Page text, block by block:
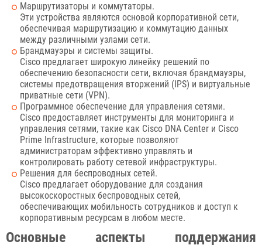
Маршрутизаторы и коммутаторы.
Эти устройства являются основой корпоративной сети,
обеспечивая маршрутизацию и коммутацию данных
между различными узлами сети.
Брандмауэры и системы защиты.
Cisco предлагает широкую линейку решений по
обеспечению безопасности сети, включая брандмауэры,
системы предотвращения вторжений (IPS) и виртуальные
приватные сети (VPN).
Программное обеспечение для управления сетями.
Cisco предоставляет инструменты для мониторинга и
управления сетями, такие как Cisco DNA Center и Cisco
Prime Infrastructure, которые позволяют
администраторам эффективно управлять и
контролировать работу сетевой инфраструктуры.
Решения для беспроводных сетей.
Cisco предлагает оборудование для создания
высокоскоростных беспроводных сетей,
обеспечивающих мобильность сотрудников и доступ к
корпоративным ресурсам в любом месте.
Основные аспекты поддержания